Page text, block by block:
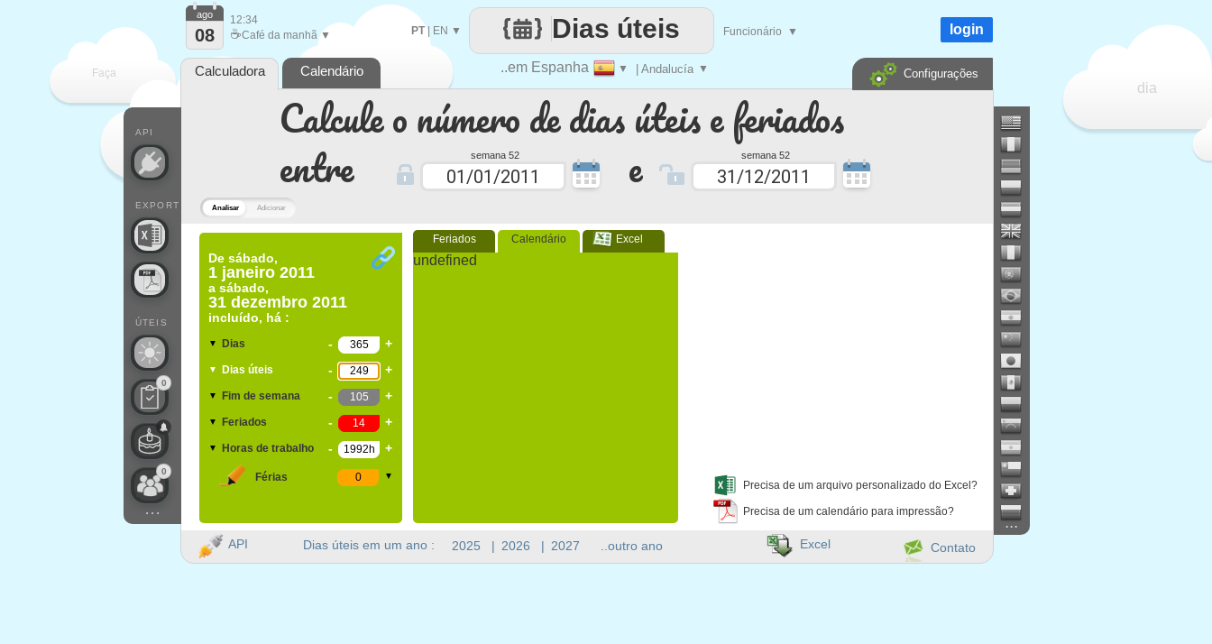
Analisar Adicionar
Calcule o número de dias úteis e feriados
entre
semana 52 e semana 52
De sábado,
1 janeiro 2011
a sábado,
31 dezembro 2011
incluído, há :
▼ Dias - +
▼ Dias úteis - +
▼ Fim de semana - +
▼ Feriados - +
▼ Horas de trabalho - +
Férias ▼
Feriados Calendário Excel
undefined
Precisa de um arquivo personalizado do Excel?
Precisa de um calendário para impressão?
Faça
dia
..em Espanha ▼ | Andalucía ▼
Dias úteis
PT| EN ▼ Funcionário ▼
API
EXPORT
ÚTEIS
0
0
...
ago
08
12:34
☕Café da manhã ▼ login
Calculadora Calendário Configurações
Dias úteis em um ano : 2025 | 2026 | 2027 ..outro ano
...
API Contato
Excel